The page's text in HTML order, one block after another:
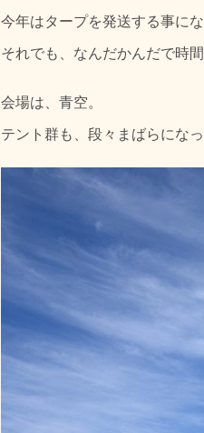
今年はタープを発送する事にな
それでも、なんだかんだで時
会場は、青空。
テント群も、段々まばらになっ